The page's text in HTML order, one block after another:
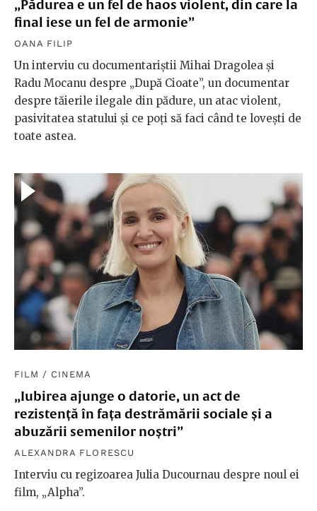
„Pădurea e un fel de haos violent, din care la
final iese un fel de armonie”
OANA FILIP
Un interviu cu documentariștii Mihai Dragolea și
Radu Mocanu despre „După Cioate”, un documentar
despre tăierile ilegale din pădure, un atac violent,
pasivitatea statului și ce poți să faci când te lovești de
toate astea.
FILM / CINEMA
„Iubirea ajunge o datorie, un act de
rezistență în fața destrămării sociale și a
abuzării semenilor noștri”
ALEXANDRA FLORESCU
Interviu cu regizoarea Julia Ducournau despre noul ei
film, „Alpha”.